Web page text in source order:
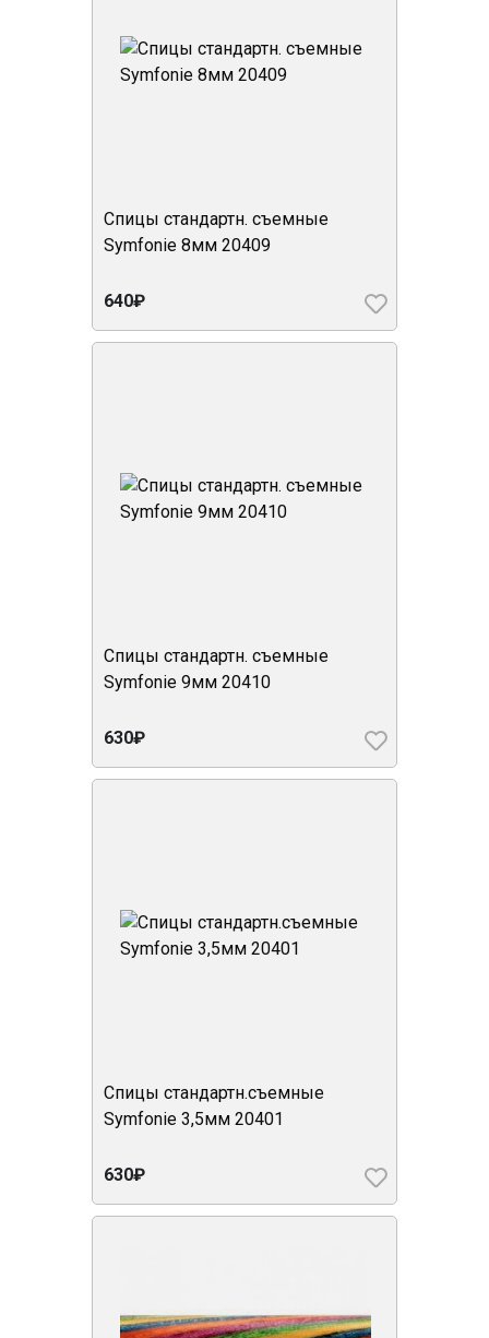
Спицы стандартн. съемные
Symfonie 8мм 20409
640₽
Спицы стандартн. съемные
Symfonie 9мм 20410
630₽
Спицы стандартн.съемные
Symfonie 3,5мм 20401
630₽